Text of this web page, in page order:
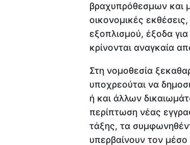
βραχυπρόθεσμων και
οικονομικές
εξοπλισμού, έξοδα
κρίνονται αναγκαία
Στη νομοθεσία
υποχρεούται να
ή και άλλων
περίπτωση νέας
τάξης, τα
υπερβαίνουν τον